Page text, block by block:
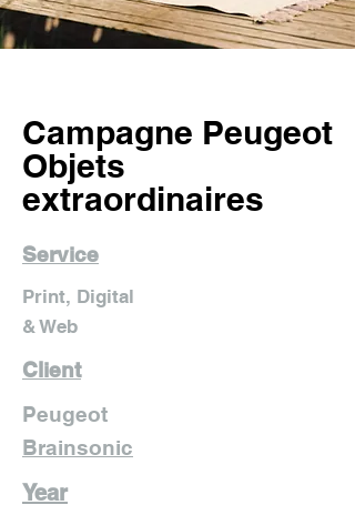
Campagne Peugeot
Objets
extraordinaires
Service
Print, Digital
& Web
Client
Peugeot
Brainsonic
Year